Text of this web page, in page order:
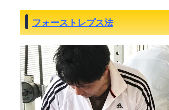
フォーストレプス法